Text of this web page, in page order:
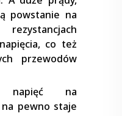
powstanie na
co też
przewodów
napięć na
pewno staje